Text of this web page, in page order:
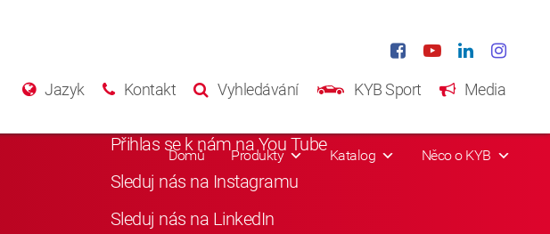
Jazyk Kontakt Vyhledávání KYB Sport Media
Domů Produkty Katalog Něco o KYB
Přihlas se k nám na You Tube
Sleduj nás na Instagramu
Sleduj nás na LinkedIn